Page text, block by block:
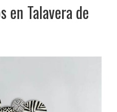
en Talavera de